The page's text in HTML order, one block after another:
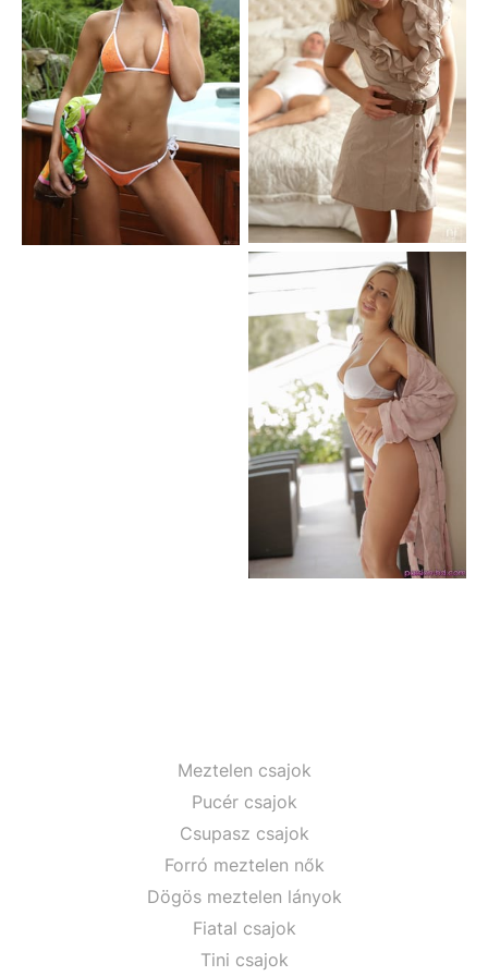
Meztelen csajok
Pucér csajok
Csupasz csajok
Forró meztelen nők
Dögös meztelen lányok
Fiatal csajok
Tini csajok